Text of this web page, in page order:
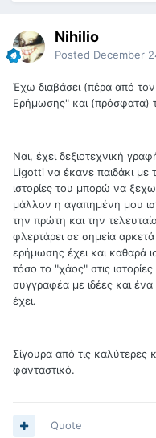
Nihilio
Posted December
Έχω διαβάσει (πέρα από
Ερήμωσης" και (πρόσφατα)
Ναι, έχει δεξιοτεχνική
Ligotti να έκανε παιδάκι με
ιστορίες του μπορώ να
μάλλον η αγαπημένη μου
την πρώτη και την
φλερτάρει σε σημεία
ερήμωσης έχει και καθαρά
τόσο το "χάος" στις
συγγραφέα με ιδέες και
έχει.
Σίγουρα από τις καλύτερες
φανταστικό.
Quote